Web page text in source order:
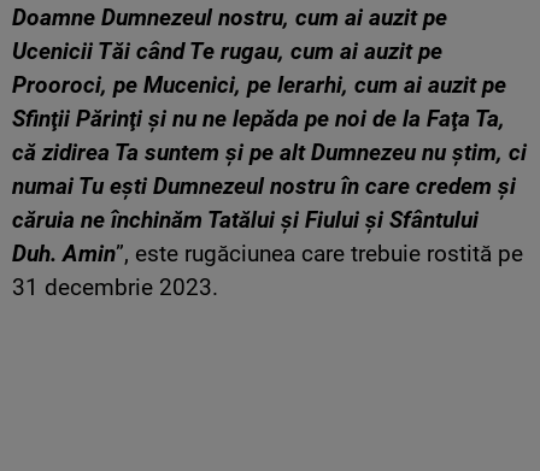
Doamne Dumnezeul nostru, cum ai auzit pe
Ucenicii Tăi când Te rugau, cum ai auzit pe
Prooroci, pe Mucenici, pe Ierarhi, cum ai auzit pe
Sfinţii Părinţi şi nu ne lepăda pe noi de la Faţa Ta,
că zidirea Ta suntem şi pe alt Dumnezeu nu ştim, ci
numai Tu eşti Dumnezeul nostru în care credem şi
căruia ne închinăm Tatălui şi Fiului şi Sfântului
Duh. Amin”, este rugăciunea care trebuie rostită pe
31 decembrie 2023.